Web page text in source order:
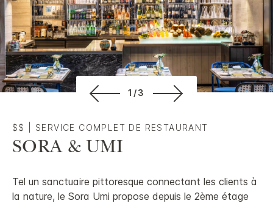
1/3
$$ SERVICE COMPLET DE RESTAURANT
SORA & UMI
Tel un sanctuaire pittoresque connectant les clients à
la nature, le Sora Umi propose depuis le 2ème étage